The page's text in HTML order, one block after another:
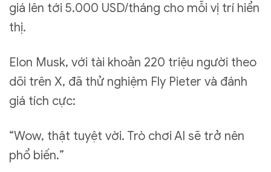
giá lên tới 5.000 USD/tháng cho mỗi vị trí hiển
thị.
Elon Musk, với tài khoản 220 triệu người theo
dõi trên X, đã thử nghiệm Fly Pieter và đánh
giá tích cực:
“Wow, thật tuyệt vời. Trò chơi AI sẽ trở nên
phổ biến.”